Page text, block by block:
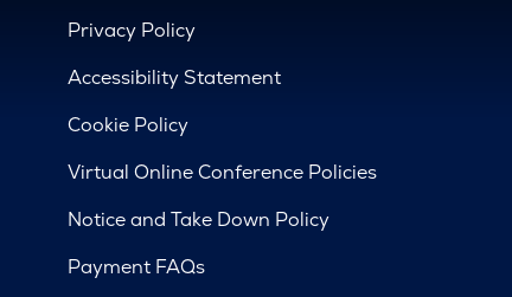
Privacy Policy
Accessibility Statement
Cookie Policy
Virtual Online Conference Policies
Notice and Take Down Policy
Payment FAQs